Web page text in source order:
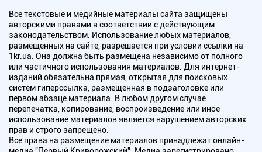
Все текстовые и медийные материалы сайта защищены
авторскими правами в соответствии с действующим
законодательством. Использование любых материалов,
размещенных на сайте, разрешается при условии ссылки на
1kr.ua. Она должна быть размещена независимо от полного
или частичного использования материалов. Для интернет-
изданий обязательна прямая, открытая для поисковых
систем гиперссылка, размещенная в подзаголовке или
первом абзаце материала. В любом другом случае
перепечатка, копирование, воспроизведение или иное
использование материалов является нарушением авторских
прав и строго запрещено.
Все права на размещение материалов принадлежат онлайн-